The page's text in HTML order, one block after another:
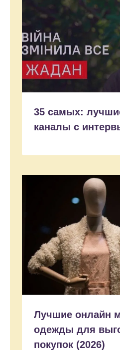
35 самых:
каналы с
Лучшие онлайн
одежды для
покупок (2026)